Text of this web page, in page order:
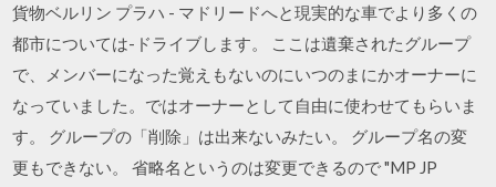
貨物ベルリン プラハ - マドリードへと現実的な車でより多くの
都市については-ドライブします。 ここは遺棄されたグループ
で、メンバーになった覚えもないのにいつのまにかオーナーに
なっていました。ではオーナーとして自由に使わせてもらいま
す。 グループの「削除」は出来ないみたい。 グループ名の変
更もできない。 省略名というのは変更できるので "MP JP